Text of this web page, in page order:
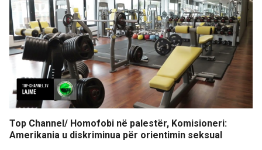
Top Channel/ Homofobi në palestër, Komisioneri:
Amerikania u diskriminua për orientimin seksual